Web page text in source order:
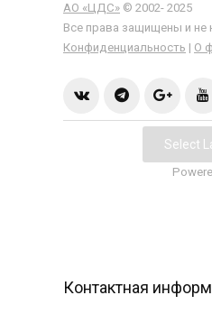
АО «ЦДС» © 2002- 2025
Все права защищены и не
Конфиденциальность | О
Контактная